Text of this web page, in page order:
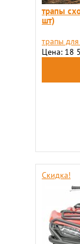
трапы
шт)
трапы
Цена: 18
Скидка!